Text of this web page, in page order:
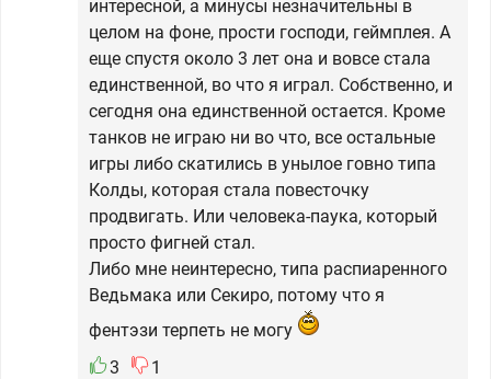
интересной, а минусы незначительны в
целом на фоне, прости господи, геймплея. А
еще спустя около 3 лет она и вовсе стала
единственной, во что я играл. Собственно, и
сегодня она единственной остается. Кроме
танков не играю ни во что, все остальные
игры либо скатились в унылое говно типа
Колды, которая стала повесточку
продвигать. Или человека-паука, который
просто фигней стал.
Либо мне неинтересно, типа распиаренного
Ведьмака или Секиро, потому что я
фентэзи терпеть не могу
3
1